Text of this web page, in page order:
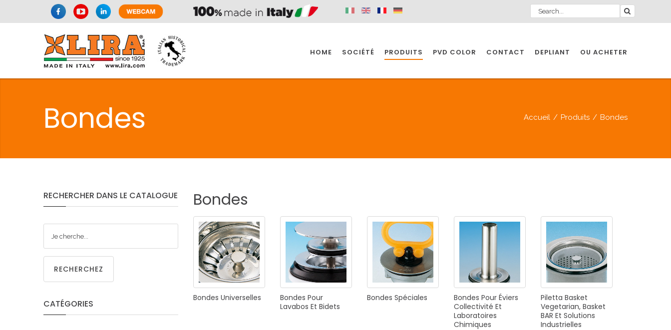
HOME SOCIÉTÉ PRODUITS
SPAZIO CUISINE SPAZIO BAIN SPAZIO INDUSTRIE
CUISINE SALLE DE BAIN INDUSTRIE
BONDES ACCESSORIES
PVD COLOR CONTACT DEPLIANT
OU ACHETER
PMR BONDES ACCESSORIES
NEWS 2025
Bondes Accueil / Produits / Bondes
RECHERCHER DANS LE CATALOGUE
RECHERCHEZ
CATÉGORIES
Bondes
Bondes Universelles Bondes Pour
Lavabos Et Bidets
Bondes Spéciales Bondes Pour Éviers
Collectivité Et
Laboratoires
Chimiques
Piletta Basket
Vegetarian, Basket
BAR Et Solutions
Industrielles